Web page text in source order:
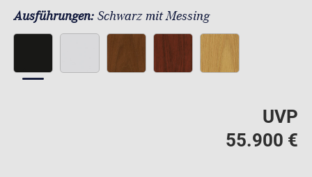
Ausführungen: Schwarz mit Messing
UVP
55.900 €